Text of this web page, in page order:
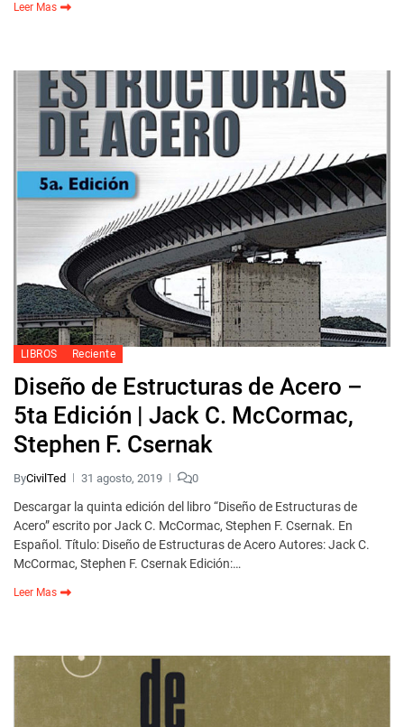
Leer Mas
LIBROS Reciente
Diseño de Estructuras de Acero –
5ta Edición | Jack C. McCormac,
Stephen F. Csernak
ByCivilTed 31 agosto, 2019 0
Descargar la quinta edición del libro “Diseño de Estructuras de
Acero” escrito por Jack C. McCormac, Stephen F. Csernak. En
Español. Título: Diseño de Estructuras de Acero Autores: Jack C.
McCormac, Stephen F. Csernak Edición:…
Leer Mas